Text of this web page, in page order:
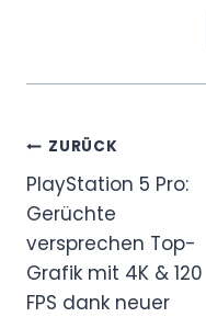
ZURÜCK
PlayStation 5 Pro:
Gerüchte
versprechen Top-
Grafik mit 4K & 120
FPS dank neuer